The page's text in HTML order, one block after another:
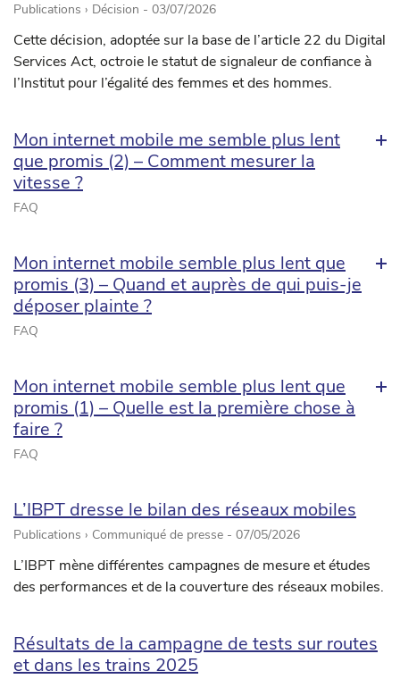
Publications › Décision - 03/07/2026
Cette décision, adoptée sur la base de l’article 22 du Digital
Services Act, octroie le statut de signaleur de confiance à
l’Institut pour l’égalité des femmes et des hommes.
Mon internet mobile me semble plus lent
que promis (2) – Comment mesurer la
vitesse ?
FAQ
Mon internet mobile semble plus lent que
promis (3) – Quand et auprès de qui puis-je
déposer plainte ?
FAQ
Mon internet mobile semble plus lent que
promis (1) – Quelle est la première chose à
faire ?
FAQ
L’IBPT dresse le bilan des réseaux mobiles
Publications › Communiqué de presse - 07/05/2026
L’IBPT mène différentes campagnes de mesure et études
des performances et de la couverture des réseaux mobiles.
Résultats de la campagne de tests sur routes
et dans les trains 2025